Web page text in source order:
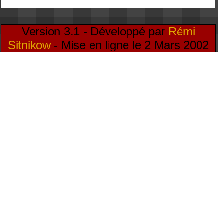
Version 3.1 - Développé par Rémi
Sitnikow- Mise en ligne le 2 Mars 2002